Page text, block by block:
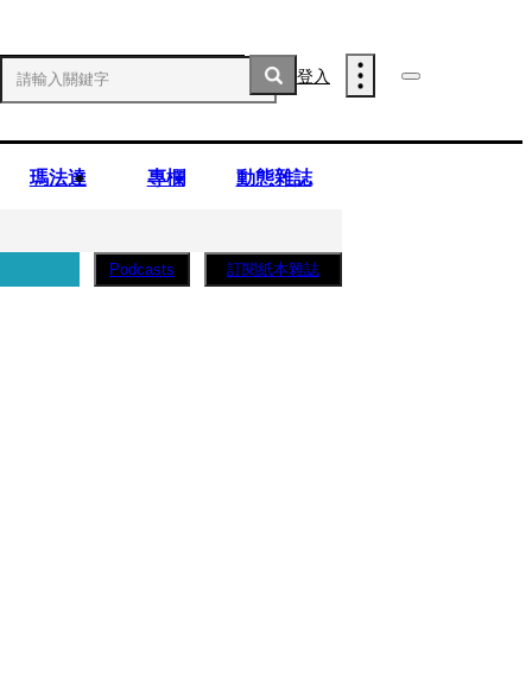
登入
瑪法達 專欄 動態雜誌
Podcasts 訂閱紙本雜誌